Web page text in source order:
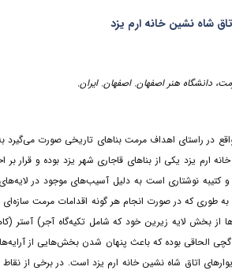
شاه نشین خانه ارم یزد
دانشگاه هنر اصفهان. اصفهان. ایران.
در راستای اهداف مرمت بناهای تاریخی صورت
ارم یزد یکی از بناهای قاجاری شهر یزد بوده و قرار
کتیبه نوشتاری است به دلیل آسیب‌های موجود در
به طوری که در صورت انجام هر گونه اقدامات مرمت
بخش لایه زیرین خود که شامل تکیه‌گاه آجر) آستر
گچی الحاقی بوده که باعث پنهان شدن بخش‌هایی از
اتاق شاه نشین خانه ارم یزد است. در برخی از